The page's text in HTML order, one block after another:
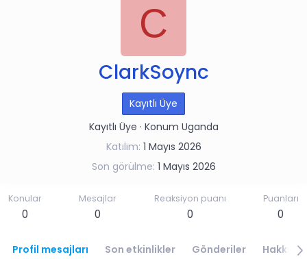
C
ClarkSoync
Kayıtlı Üye
Kayıtlı Üye · Konum Uganda
Katılım 1 Mayıs 2026
Son görülme 1 Mayıs 2026
Konular
0
Mesajlar
0
Reaksiyon puanı
0
Puanları
0
Profil mesajları Son etkinlikler Gönderiler